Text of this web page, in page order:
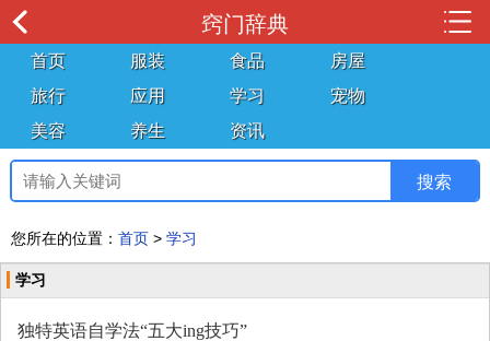
窍门辞典
首页 服装 食品
房屋
旅行
应用 学习
宠物
美容
养生 资讯
您所在的位置： 首页 > 学习
学习
独特英语自学法“五大ing技巧”